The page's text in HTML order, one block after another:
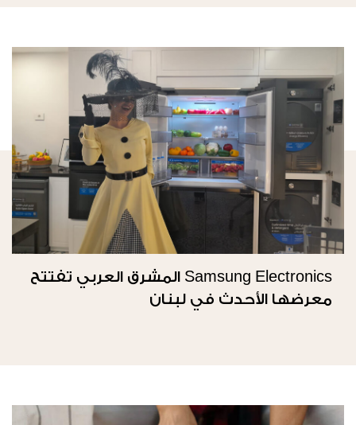
Samsung Electronics المشرق العربي تفتتح
معرضها الأحدث في لبنان